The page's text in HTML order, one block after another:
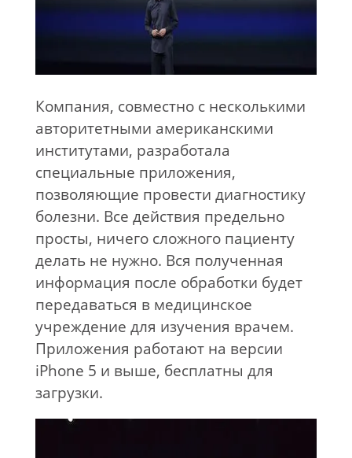
Компания, совместно с несколькими
авторитетными американскими
институтами, разработала
специальные приложения,
позволяющие провести диагностику
болезни. Все действия предельно
просты, ничего сложного пациенту
делать не нужно. Вся полученная
информация после обработки будет
передаваться в медицинское
учреждение для изучения врачем.
Приложения работают на версии
iPhone 5 и выше, бесплатны для
загрузки.